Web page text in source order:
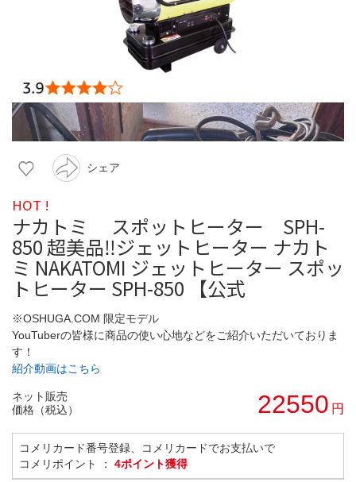
シェア
HOT !
ナカトミ スポットヒーター SPH-
850 超美品‼️ジェットヒーター ナカト
ミ NAKATOMI ジェットヒーター スポッ
トヒーター SPH-850 【公式
※OSHUGA.COM 限定モデル
YouTuberの皆様に商品の使い心地などをご紹介いただいておりま
す！
紹介動画はこちら
ネット販売
価格（税込）
22550 円
コメリカード番号登録、コメリカードでお支払いで
コメリポイント ： 4ポイント獲得